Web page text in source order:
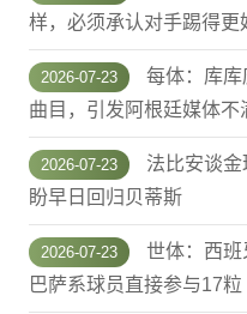
样，必须承认对手踢得更
2026-07-23
每体：库
曲目，引发阿根廷媒体不
2026-07-23
法比安谈
盼早日回归贝蒂斯
2026-07-23
世体：西班
巴萨系球员直接参与17粒